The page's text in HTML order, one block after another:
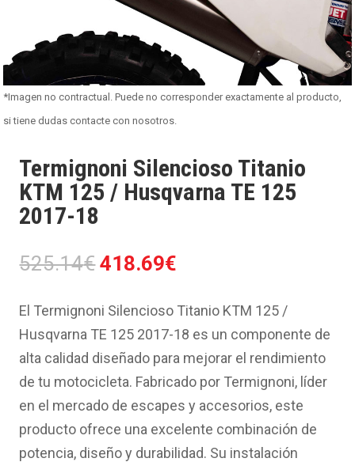
*Imagen no contractual. Puede no corresponder exactamente al producto,
si tiene dudas contacte con nosotros.
Termignoni Silencioso Titanio
KTM 125 / Husqvarna TE 125
2017-18
525.14€El
original
era:
525.14€.
418.69€
actual
es:
418.69€.
El Termignoni Silencioso Titanio KTM 125 /
Husqvarna TE 125 2017-18 es un componente de
alta calidad diseñado para mejorar el rendimiento
de tu motocicleta. Fabricado por Termignoni, líder
en el mercado de escapes y accesorios, este
producto ofrece una excelente combinación de
potencia, diseño y durabilidad. Su instalación